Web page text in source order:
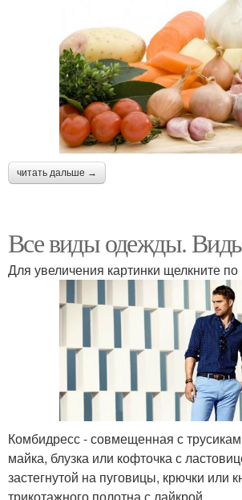
читать дальше →
Все виды одежды.
Для увеличения картинки щелкните по
Комбидресс - совмещенная с
майка, блузка или кофточка с
застегнутой на пуговицы, крючки или